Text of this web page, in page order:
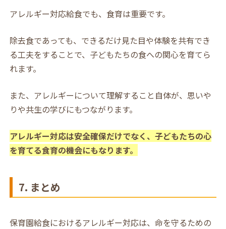
アレルギー対応給食でも、食育は重要です。
除去食であっても、できるだけ見た目や体験を共有でき
る工夫をすることで、子どもたちの食への関心を育てら
れます。
また、アレルギーについて理解すること自体が、思いや
りや共生の学びにもつながります。
アレルギー対応は安全確保だけでなく、子どもたちの心
を育てる食育の機会にもなります。
7. まとめ
保育園給食におけるアレルギー対応は、命を守るための